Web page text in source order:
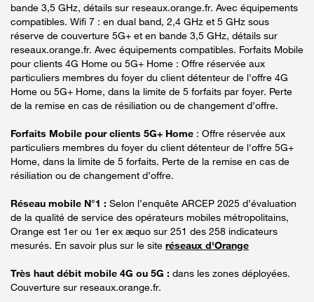
bande 3,5 GHz, détails sur reseaux.orange.fr. Avec équipements
compatibles. Wifi 7 : en dual band, 2,4 GHz et 5 GHz sous
réserve de couverture 5G+ et en bande 3,5 GHz, détails sur
reseaux.orange.fr. Avec équipements compatibles. Forfaits Mobile
pour clients 4G Home ou 5G+ Home : Offre réservée aux
particuliers membres du foyer du client détenteur de l'offre 4G
Home ou 5G+ Home, dans la limite de 5 forfaits par foyer. Perte
de la remise en cas de résiliation ou de changement d’offre.
Forfaits Mobile pour clients 5G+ Home : Offre réservée aux
particuliers membres du foyer du client détenteur de l'offre 5G+
Home, dans la limite de 5 forfaits. Perte de la remise en cas de
résiliation ou de changement d’offre.
Réseau mobile N°1 : Selon l’enquête ARCEP 2025 d’évaluation
de la qualité de service des opérateurs mobiles métropolitains,
Orange est 1er ou 1er ex æquo sur 251 des 258 indicateurs
mesurés. En savoir plus sur le site réseaux d'Orange
Très haut débit mobile 4G ou 5G : dans les zones déployées.
Couverture sur reseaux.orange.fr.